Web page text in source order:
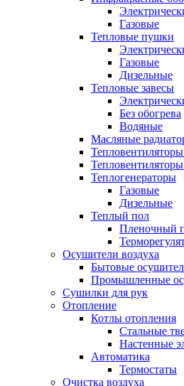
Газовые
Тепловые пушки
Газовые
Дизельные
Тепловые завесы
Без обогрева
Водяные
Масляные
Теплогенераторы
Газовые
Дизельные
Теплый пол
Пленочный
Осушители воздуха
Бытовые
Промышленные
Сушилки для рук
Отопление
Котлы отопления
Стальные
Настенные
Автоматика
Термостаты
Очистка воздуха